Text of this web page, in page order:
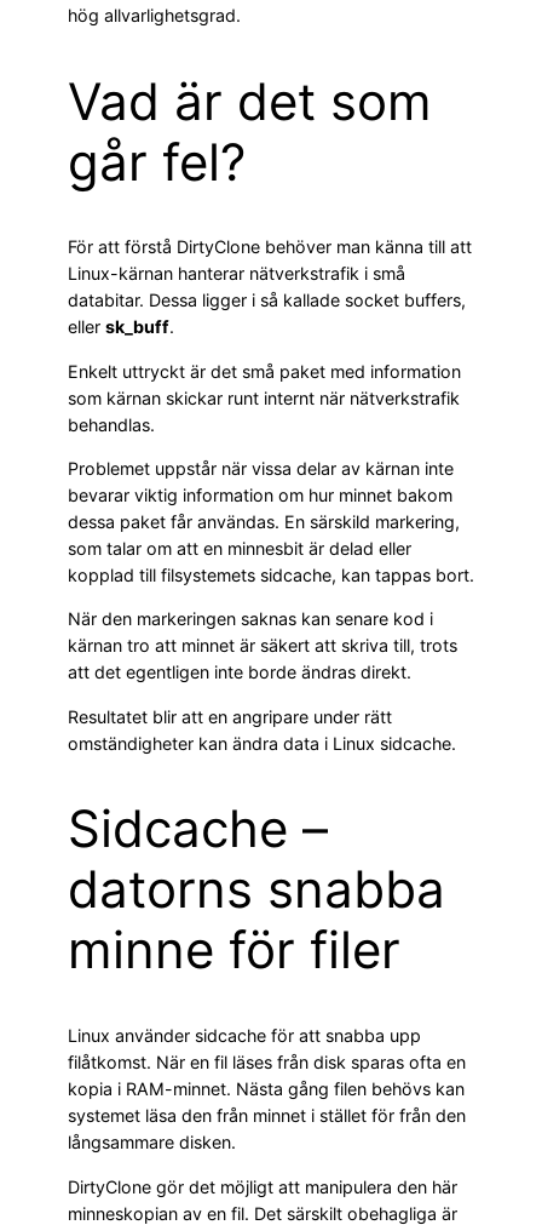
hög allvarlighetsgrad.
Vad är det som
går fel?
För att förstå DirtyClone behöver man känna till att
Linux-kärnan hanterar nätverkstrafik i små
databitar. Dessa ligger i så kallade socket buffers,
eller sk_buff.
Enkelt uttryckt är det små paket med information
som kärnan skickar runt internt när nätverkstrafik
behandlas.
Problemet uppstår när vissa delar av kärnan inte
bevarar viktig information om hur minnet bakom
dessa paket får användas. En särskild markering,
som talar om att en minnesbit är delad eller
kopplad till filsystemets sidcache, kan tappas bort.
När den markeringen saknas kan senare kod i
kärnan tro att minnet är säkert att skriva till, trots
att det egentligen inte borde ändras direkt.
Resultatet blir att en angripare under rätt
omständigheter kan ändra data i Linux sidcache.
Sidcache –
datorns snabba
minne för filer
Linux använder sidcache för att snabba upp
filåtkomst. När en fil läses från disk sparas ofta en
kopia i RAM-minnet. Nästa gång filen behövs kan
systemet läsa den från minnet i stället för från den
långsammare disken.
DirtyClone gör det möjligt att manipulera den här
minneskopian av en fil. Det särskilt obehagliga är